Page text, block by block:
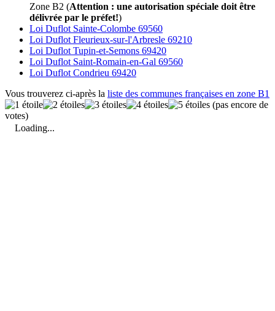
Zone B2 (Attention : une autorisation spéciale doit être
délivrée par le préfet!)
Loi Duflot Sainte-Colombe 69560
Loi Duflot Fleurieux-sur-l'Arbresle 69210
Loi Duflot Tupin-et-Semons 69420
Loi Duflot Saint-Romain-en-Gal 69560
Loi Duflot Condrieu 69420
Vous trouverez ci-après la liste des communes françaises en zone B1
(pas encore de
votes)
Loading...